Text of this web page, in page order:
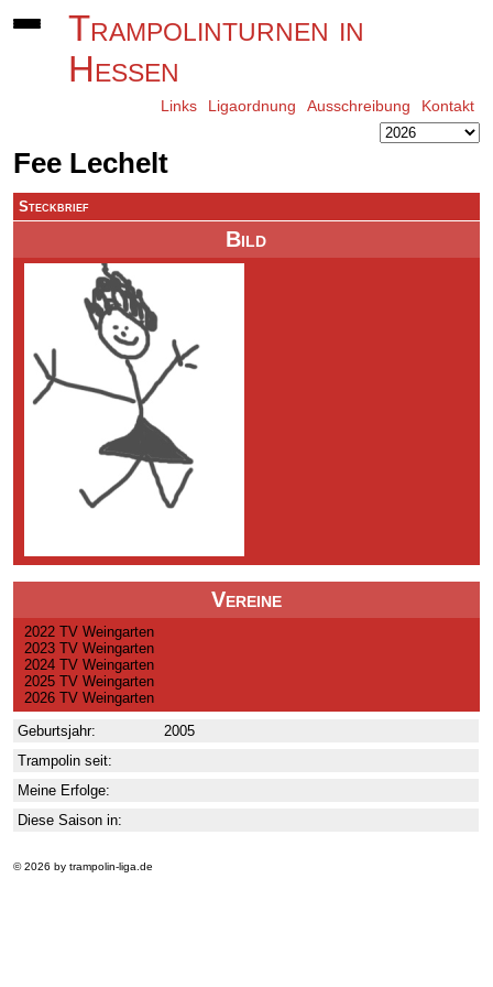
Trampolinturnen in
Hessen
Links Ligaordnung Ausschreibung Kontakt
Fee Lechelt
Bild
Vereine
2022 TV Weingarten
2023 TV Weingarten
2024 TV Weingarten
2025 TV Weingarten
2026 TV Weingarten
Steckbrief
Geburtsjahr:
2005
Trampolin seit:
Meine Erfolge:
Diese Saison in:
© 2026 by trampolin-liga.de